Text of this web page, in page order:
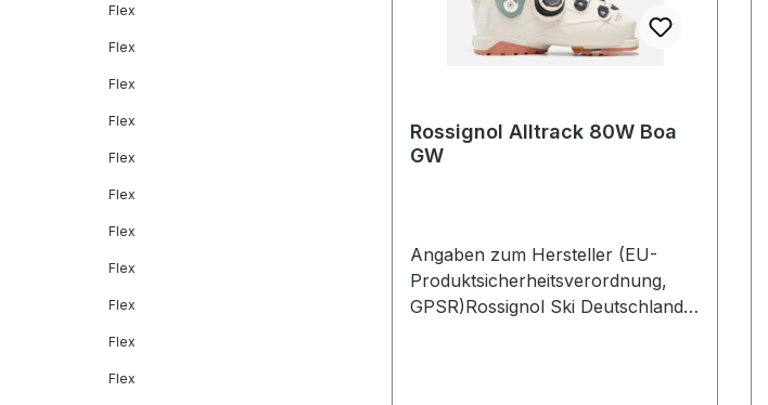
Flex
Flex
Flex
Flex
Flex
Flex
Flex
Flex
Flex
Flex
Flex
Rossignol Alltrack 80W Boa
GW
Angaben zum Hersteller (EU-
Produktsicherheitsverordnung,
GPSR)Rossignol Ski Deutschland